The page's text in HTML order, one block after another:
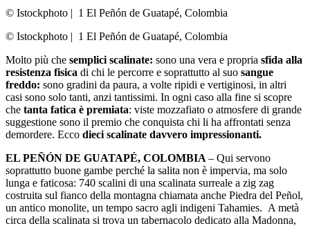
© Istockphoto | 1 El Peñón de Guatapé, Colombia
© Istockphoto | 1 El Peñón de Guatapé, Colombia
Molto più che semplici scalinate: sono una vera e propria sfida alla
resistenza fisica di chi le percorre e soprattutto al suo sangue
freddo: sono gradini da paura, a volte ripidi e vertiginosi, in altri
casi sono solo tanti, anzi tantissimi. In ogni caso alla fine si scopre
che tanta fatica è premiata: viste mozzafiato o atmosfere di grande
suggestione sono il premio che conquista chi li ha affrontati senza
demordere. Ecco dieci scalinate davvero impressionanti.
EL PEÑÓN DE GUATAPÉ, COLOMBIA – Qui servono
soprattutto buone gambe perché la salita non è impervia, ma solo
lunga e faticosa: 740 scalini di una scalinata surreale a zig zag
costruita sul fianco della montagna chiamata anche Piedra del Peñol,
un antico monolite, un tempo sacro agli indigeni Tahamies. A metà
circa della scalinata si trova un tabernacolo dedicato alla Madonna,